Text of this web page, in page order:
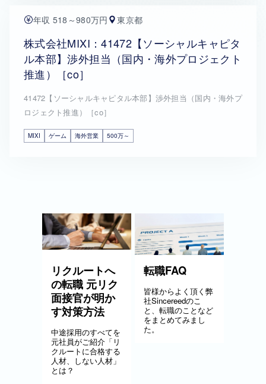
年収 518～980万円 東京都
株式会社MIXI：41472【ソーシャルキャピタ
ル本部】渉外担当（国内・海外プロジェクト
推進）［co］
41472【ソーシャルキャピタル本部】渉外担当（国内・海外プ
ロジェクト推進）［co］
MIXI ゲーム 海外営業 500万～
リクルートへ
の転職 元リク
面接官が明か
す対策方法
中途採用のすべてを
元社員がご紹介「リ
クルートに合格する
人材、しない人材」
とは？
転職FAQ
皆様からよく頂く弊
社Sincereedのこ
と、転職のことなど
をまとめてみまし
た。